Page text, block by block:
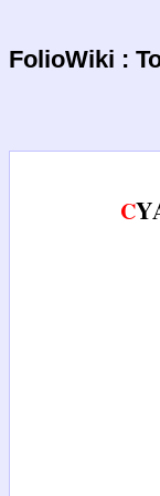
FolioWiki :